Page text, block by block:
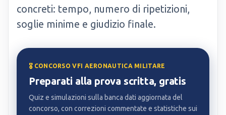
concreti: tempo, numero di ripetizioni,
soglie minime e giudizio finale.
🎖️ CONCORSO VFI AERONAUTICA MILITARE
Preparati alla prova scritta, gratis
Quiz e simulazioni sulla banca dati aggiornata del
concorso, con correzioni commentate e statistiche sui